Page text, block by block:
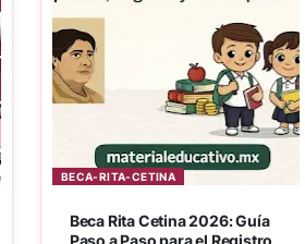
BECA-RITA-CETINA
Beca Rita Cetina 2026: Guía
Paso a Paso para el Registro